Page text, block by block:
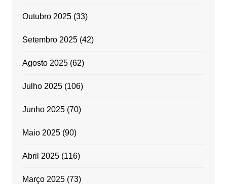
Outubro 2025(33)
Setembro 2025(42)
Agosto 2025(62)
Julho 2025(106)
Junho 2025(70)
Maio 2025(90)
Abril 2025(116)
Março 2025(73)